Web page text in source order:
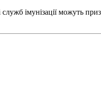
імунізації можуть